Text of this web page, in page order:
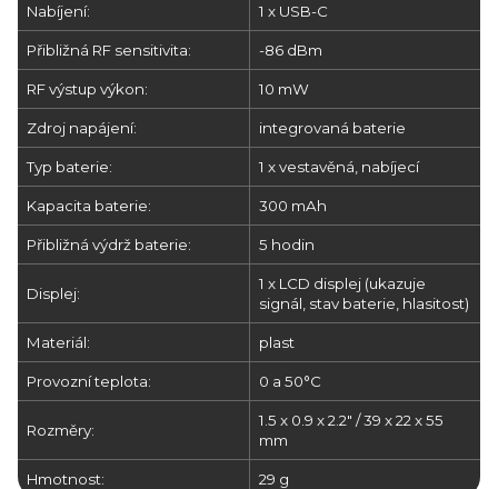
Nabíjení: 1 x USB-C
Přibližná RF sensitivita: -86 dBm
RF výstup výkon: 10 mW
Zdroj napájení: integrovaná baterie
Typ baterie: 1 x vestavěná, nabíjecí
Kapacita baterie: 300 mAh
Přibližná výdrž baterie: 5 hodin
Displej:
1 x LCD displej (ukazuje
signál, stav baterie, hlasitost)
Materiál: plast
Provozní teplota: 0 a 50°C
Rozměry:
1.5 x 0.9 x 2.2" / 39 x 22 x 55
mm
Hmotnost: 29 g